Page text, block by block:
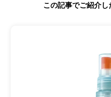
この記事でご紹介